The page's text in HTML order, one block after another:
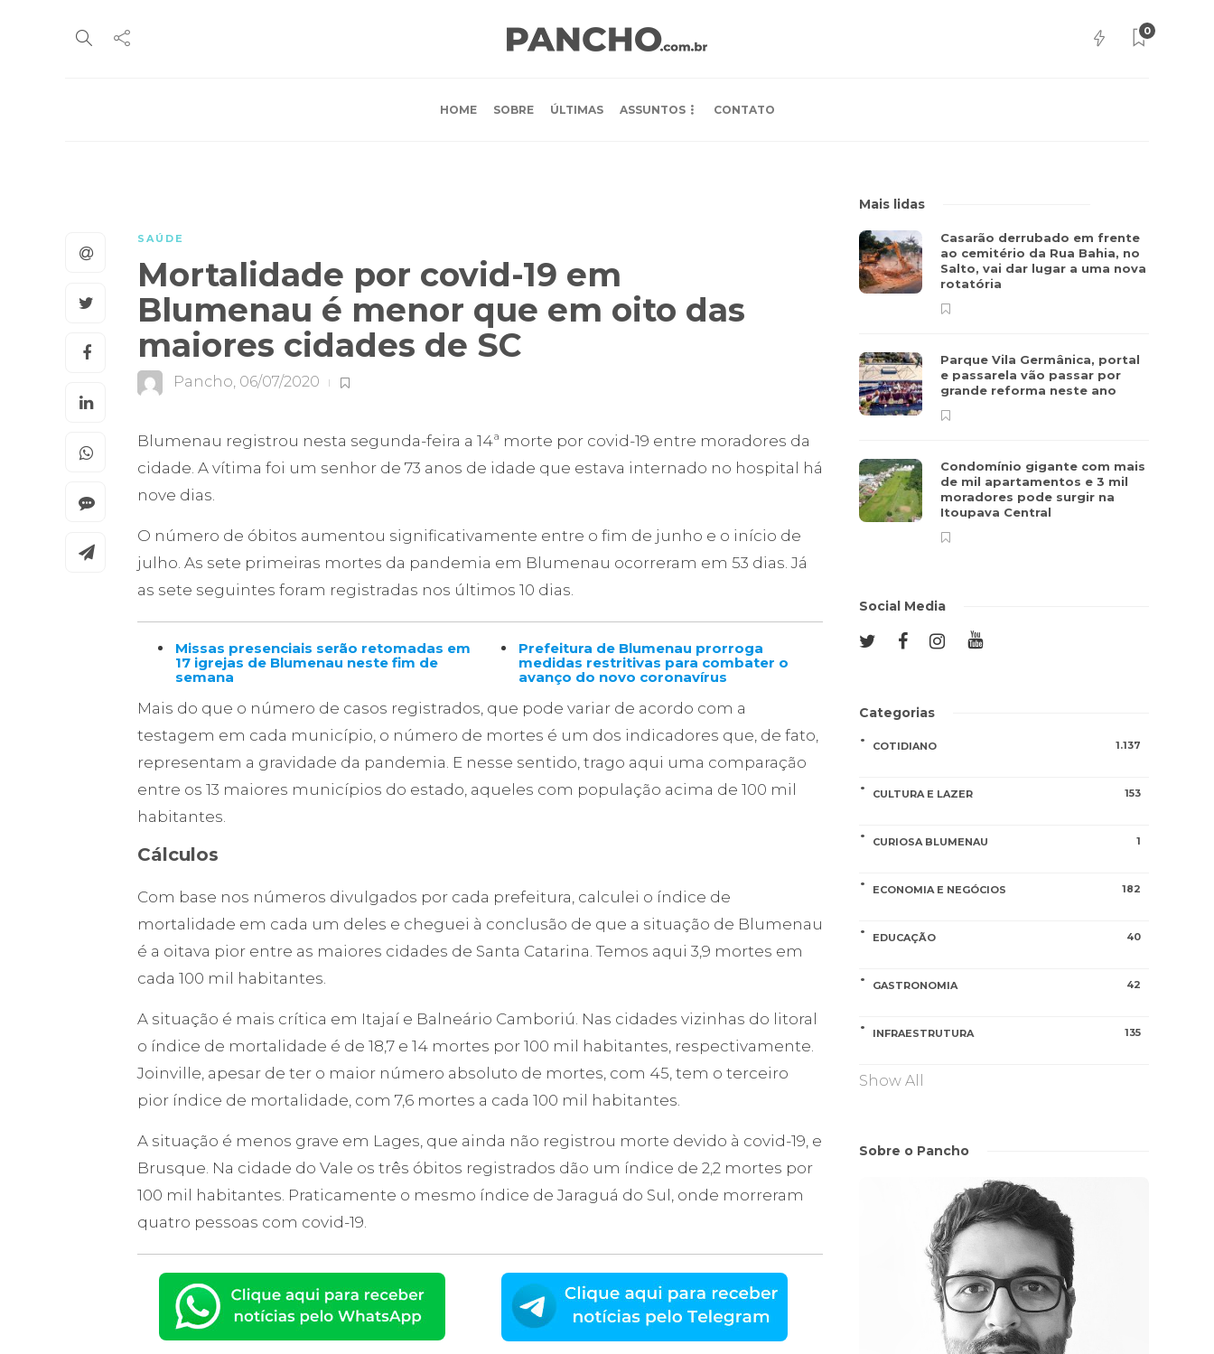
0
HOME SOBRE ÚLTIMAS ASSUNTOS CONTATO
SAÚDE
Mortalidade por covid-19 em
Blumenau é menor que em oito das
maiores cidades de SC
Pancho, 06/07/2020
Blumenau registrou nesta segunda-feira a 14ª morte por covid-19 entre moradores da
cidade. A vítima foi um senhor de 73 anos de idade que estava internado no hospital há
nove dias.
O número de óbitos aumentou significativamente entre o fim de junho e o início de
julho. As sete primeiras mortes da pandemia em Blumenau ocorreram em 53 dias. Já
as sete seguintes foram registradas nos últimos 10 dias.
Missas presenciais serão retomadas em
17 igrejas de Blumenau neste fim de
semana
Prefeitura de Blumenau prorroga
medidas restritivas para combater o
avanço do novo coronavírus
Mais do que o número de casos registrados, que pode variar de acordo com a
testagem em cada município, o número de mortes é um dos indicadores que, de fato,
representam a gravidade da pandemia. E nesse sentido, trago aqui uma comparação
entre os 13 maiores municípios do estado, aqueles com população acima de 100 mil
habitantes.
Cálculos
Com base nos números divulgados por cada prefeitura, calculei o índice de
mortalidade em cada um deles e cheguei à conclusão de que a situação de Blumenau
é a oitava pior entre as maiores cidades de Santa Catarina. Temos aqui 3,9 mortes em
cada 100 mil habitantes.
A situação é mais crítica em Itajaí e Balneário Camboriú. Nas cidades vizinhas do litoral
o índice de mortalidade é de 18,7 e 14 mortes por 100 mil habitantes, respectivamente.
Joinville, apesar de ter o maior número absoluto de mortes, com 45, tem o terceiro
pior índice de mortalidade, com 7,6 mortes a cada 100 mil habitantes.
A situação é menos grave em Lages, que ainda não registrou morte devido à covid-19, e
Brusque. Na cidade do Vale os três óbitos registrados dão um índice de 2,2 mortes por
100 mil habitantes. Praticamente o mesmo índice de Jaraguá do Sul, onde morreram
quatro pessoas com covid-19.
Mais lidas
Casarão derrubado em frente
ao cemitério da Rua Bahia, no
Salto, vai dar lugar a uma nova
rotatória
Parque Vila Germânica, portal
e passarela vão passar por
grande reforma neste ano
Condomínio gigante com mais
de mil apartamentos e 3 mil
moradores pode surgir na
Itoupava Central
Social Media
Categorias
COTIDIANO 1.137
CULTURA E LAZER 153
CURIOSA BLUMENAU 1
ECONOMIA E NEGÓCIOS 182
EDUCAÇÃO 40
GASTRONOMIA 42
INFRAESTRUTURA 135
Show All
Sobre o Pancho